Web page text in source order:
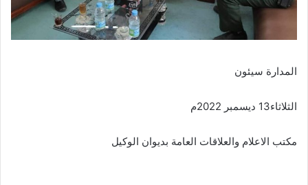
المدارة سيئون
الثلاثاء13 ديسمبر 2022م
مكتب الاعلام والعلاقات العامة بديوان الوكيل